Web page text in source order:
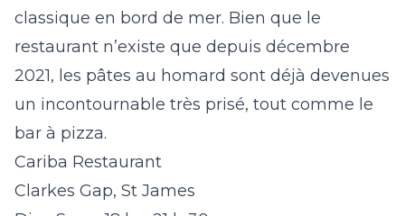
classique en bord de mer. Bien que le
restaurant n’existe que depuis décembre
2021, les pâtes au homard sont déjà devenues
un incontournable très prisé, tout comme le
bar à pizza.
Cariba Restaurant
Clarkes Gap, St James